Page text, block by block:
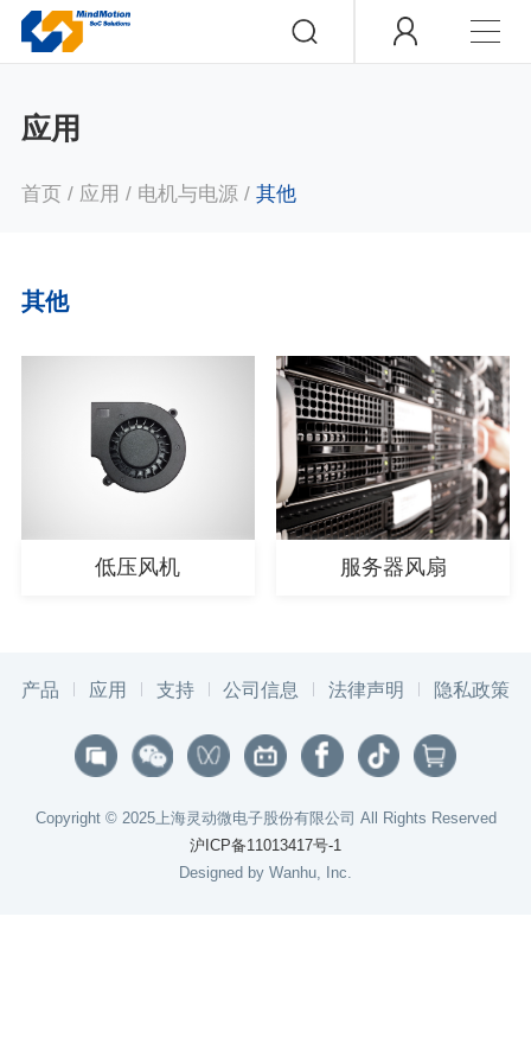
应用
首页 / 应用 / 电机与电源/ 其他
其他
低压风机 服务器风扇
产品 应用 支持 公司信息 法律声明 隐私政策
Copyright © 2025上海灵动微电子股份有限公司 All Rights Reserved
沪ICP备11013417号-1
Designed by Wanhu, Inc.